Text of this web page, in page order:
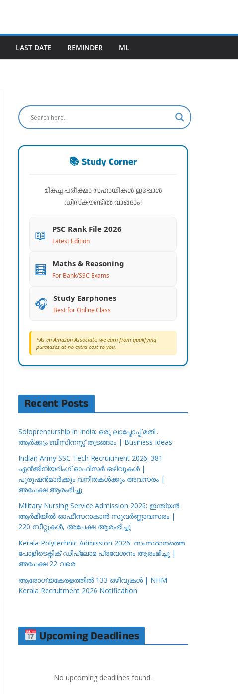
LAST DATE REMINDER ML
📚 Study Corner
മികച്ച പരീക്ഷാ സഹായികൾ ഇപ്പോൾ
ഡിസ്കൗണ്ടിൽ വാങ്ങാം!
📖 PSC Rank File 2026
Latest Edition
🧮 Maths & Reasoning
For Bank/SSC Exams
🎧 Study Earphones
Best for Online Class
*As an Amazon Associate, we earn from qualifying
purchases at no extra cost to you.
Recent Posts
Solopreneurship in India: ഒരു ലാപ്ടോപ്പ് മതി..
ആർക്കും ബിസിനസ്സ് തുടങ്ങാം | Business Ideas
Indian Army SSC Tech Recruitment 2026: 381
എൻജിനീയറിംഗ് ഓഫീസർ ഒഴിവുകൾ |
പുരുഷൻമാർക്കും വനിതകൾക്കും അവസരം |
അപേക്ഷ ആരംഭിച്ചു
Military Nursing Service Admission 2026: ഇന്ത്യൻ
ആർമിയിൽ ഓഫീസറാകാൻ സുവർണ്ണാവസരം |
220 സീറ്റുകൾ, അപേക്ഷ ആരംഭിച്ചു
Kerala Polytechnic Admission 2026: സംസ്ഥാനത്തെ
പോളിടെക്നിക് ഡിപ്ലോമ പ്രവേശനം ആരംഭിച്ചു |
അപേക്ഷ 22 വരെ
ആരോഗ്യകേരളത്തിൽ 133 ഒഴിവുകൾ | NHM
Kerala Recruitment 2026 Notification
Upcoming Deadlines
No upcoming deadlines found.